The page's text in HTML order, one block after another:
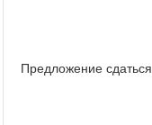
Предложение сдаться.